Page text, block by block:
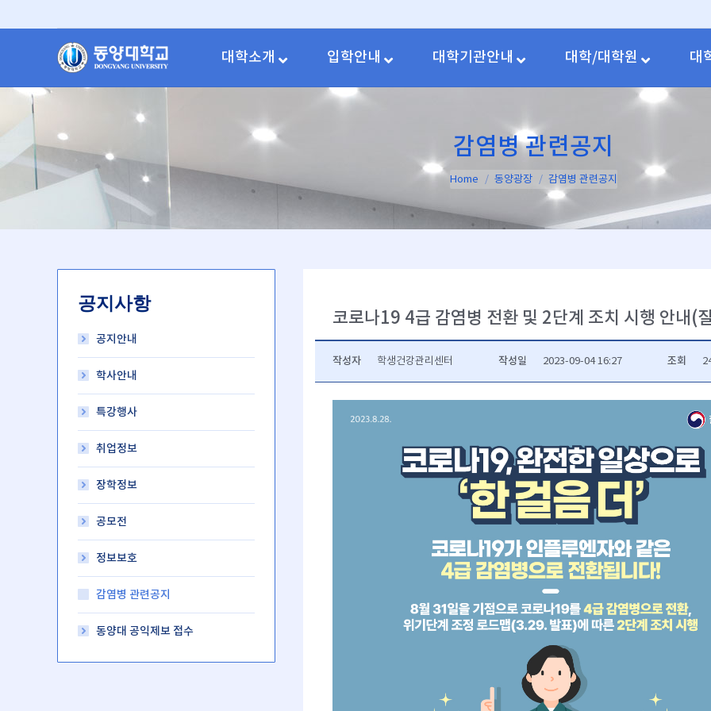
대학소개 입학안내 대학기관안내 대학/대학원 대
감염병 관련공지
You are here:
Home 동양광장 감염병 관련공지
코로나19 4급 감염병 전환 및 2단계 조치 시행 안내(
작성자 학생건강관리센터 작성일 2023-09-04 16:27 조회
공지사항
공지안내
학사안내
특강행사
취업정보
장학정보
공모전
정보보호
감염병 관련공지
동양대 공익제보 접수